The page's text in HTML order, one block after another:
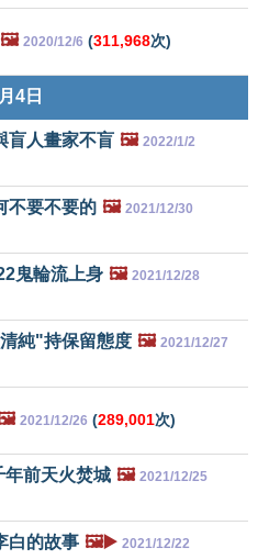
🖼️ 2020/12/6 (311,968次)
4日
盲人畫家不盲 🖼️ 2022/1/2
不要不要的 🖼️ 2021/12/30
鬼輪流上身 🖼️ 2021/12/28
純"持保留態度 🖼️ 2021/12/27
2021/12/26 (289,001次)
年前天火焚城 🖼️ 2021/12/25
白的故事 🖼️▶️ 2021/12/22